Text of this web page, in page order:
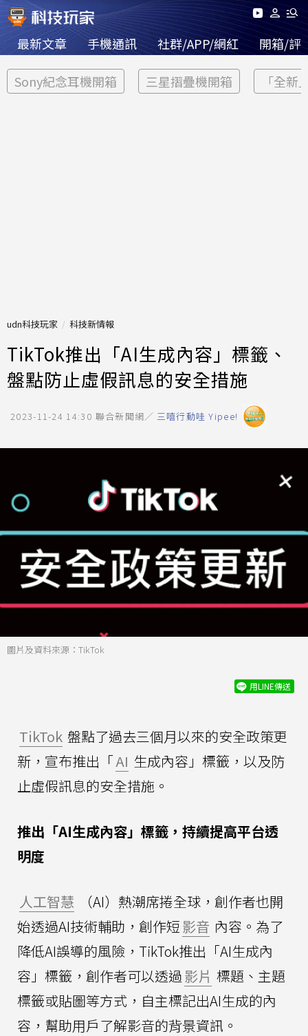
最新文章 手機通訊 社群/APP/網紅 開箱/評
Sony紀念耳機開箱 三星摺疊機開箱 「全新
udn科技玩家 科技新情報
TikTok推出「AI生成內容」標籤、
盤點防止虛假訊息的安全措施
2023-11-24 14:30 聯合新聞網／ 三嘻行動哇 Yipee!
圖片及資料來源：TikTok
用LINE傳送
TikTok 盤點了過去三個月以來的安全政策更
新，宣布推出「AI 生成內容」標籤，以及防
止虛假訊息的安全措施。
推出「AI生成內容」標籤，持續提高平台透
明度
人工智慧
（AI）熱潮席捲全球，創作者也開
始透過AI技術輔助，創作短影音 內容。為了
降低AI誤導的風險，TikTok推出「AI生成內
容」標籤，創作者可以透過影片 標題、主題
標籤或貼圖等方式，自主標記出AI生成的內
容，幫助用戶了解影音的背景資訊。